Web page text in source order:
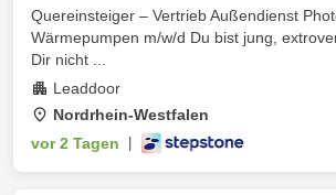
Quereinsteiger – Vertrieb Außendienst
Wärmepumpen m/w/d Du bist jung,
Dir nicht ...
Leaddoor
Nordrhein-Westfalen
vor 2 Tagen